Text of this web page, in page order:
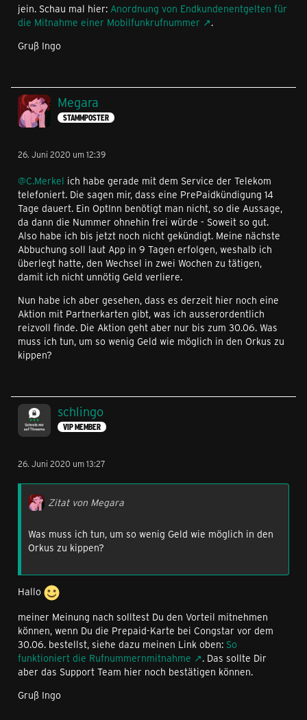
jein. Schau mal hier: Anordnung von Endkundenentgelten für
die Mitnahme einer Mobilfunkrufnummer
.
Gruß Ingo
Megara
STAMMPOSTER
26. Juni 2020 um 12:39
@C.Merkel ich habe gerade mit dem Service der Telekom
telefoniert. Die sagen mir, dass eine PrePaidkündigung 14
Tage dauert. Ein OptInn benötigt man nicht, so die Aussage,
da dann die Nummer ohnehin frei würde - Soweit so gut.
Also habe ich bis jetzt noch nicht gekündigt. Meine nächste
Abbuchung soll laut App in 9 Tagen erfolgen, weshalb ich
überlegt hatte, den Wechsel in zwei Wochen zu tätigen,
damit ich nicht unnötig Geld verliere.
Nun habe ich aber gesehen, dass es derzeit hier noch eine
Aktion mit Partnerkarten gibt, was ich ausserordentlich
reizvoll finde. Die Aktion geht aber nur bis zum 30.06. Was
muss ich tun, um so wenig Geld wie möglich in den Orkus zu
kippen?
schlingo
VIP MEMBER
26. Juni 2020 um 13:27
Zitat von Megara
Was muss ich tun, um so wenig Geld wie möglich in den
Orkus zu kippen?
Hallo
meiner Meinung nach solltest Du den Vorteil mitnehmen
können, wenn Du die Prepaid-Karte bei Congstar vor dem
30.06. bestellst, siehe dazu meinen Link oben: So
funktioniert die Rufnummernmitnahme
. Das sollte Dir
aber das Support Team hier noch bestätigen können.
Gruß Ingo